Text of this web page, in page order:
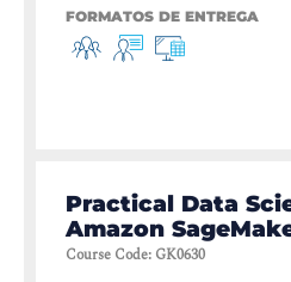
FORMATOS DE ENTREGA
Practical Data
Amazon
Course Code: GK0630